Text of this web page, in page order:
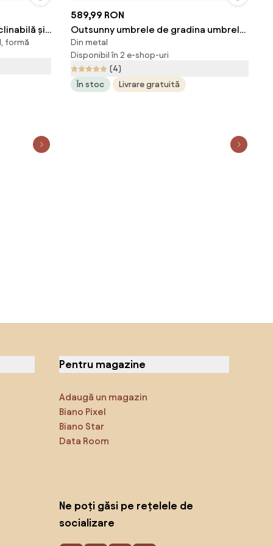
și
|
formă
589,99 RON
Outsunny umbrele de gradina umbrela
dubla 4.6m gradina piscina | Aosom
Romania
Din metal
Disponibil în 2 e-shop-uri
(4)
În stoc
Livrare gratuită
Pentru magazine
Adaugă un magazin
Biano Pixel
Biano Star
Data Room
Ne poți găsi pe rețelele de
socializare